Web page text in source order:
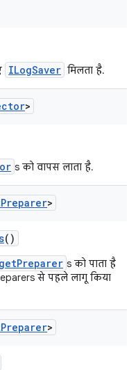
ILogSaver मिलता है.
>
s को वापस लाता है.
Preparer>
()
s को पाता है
से पहले लागू किया
Preparer>